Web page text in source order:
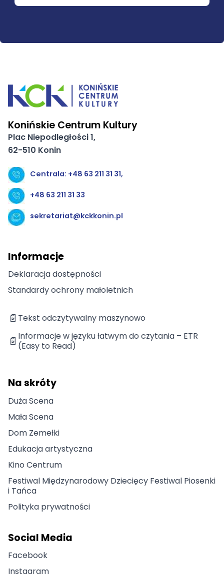
Konińskie Centrum Kultury
Plac Niepodległości 1,
62-510 Konin
Centrala: +48 63 211 31 31,
+48 63 211 31 33
sekretariat@kckkonin.pl
Informacje
Deklaracja dostępności
Standardy ochrony małoletnich
📄 Tekst odczytywalny maszynowo
📄 Informacje w języku łatwym do czytania – ETR
(Easy to Read)
Na skróty
Duża Scena
Mała Scena
Dom Zemełki
Edukacja artystyczna
Kino Centrum
Festiwal Międzynarodowy Dziecięcy Festiwal Piosenki
i Tańca
Polityka prywatności
Social Media
Facebook
Instagram